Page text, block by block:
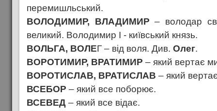
перемишльський.
ВОЛОДИМИР, ВЛАДИМИР – володар
великий. Володимир І - київський князь.
ВОЛЬГА, ВОЛЕГ – від воля. Див. Олег.
ВОРОТИМИР, ВРАТИМИР – який вертає
ВОРОТИСЛАВ, ВРАТИСЛАВ – який
ВСЕБОР – який все поборює.
ВСЕВЕД – який все відає.